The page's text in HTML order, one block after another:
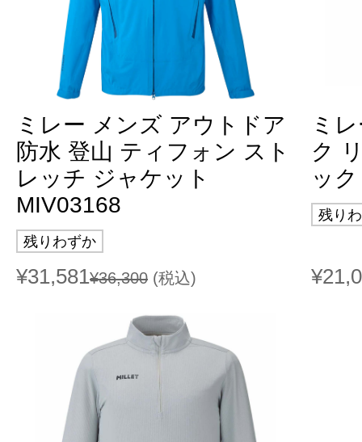
ミレー メンズ アウトドア
防水 登山 ティフォン スト
レッチ ジャケット
MIV03168
残りわずか
¥31,581¥36,300 (税込)
ミ
ク
ッ
残り